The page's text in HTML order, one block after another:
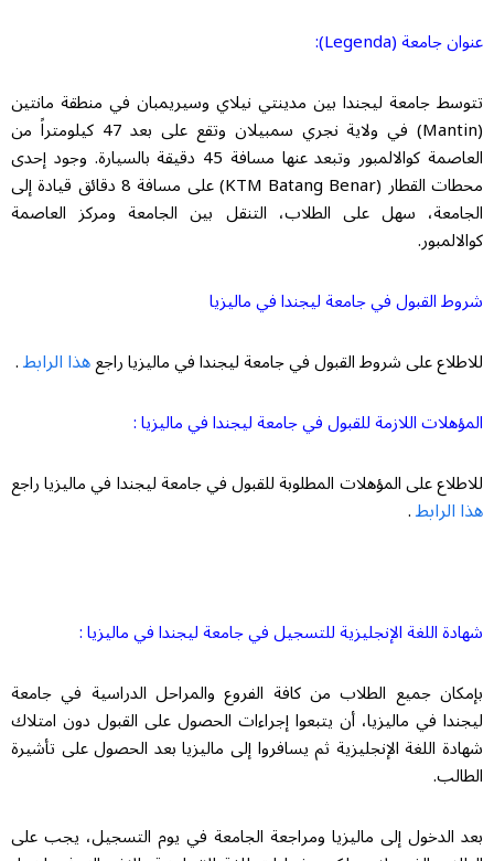
عنوان جامعة (Legenda):
تتوسط جامعة ليجندا بين مدينتي نيلاي وسيريمبان في منطقة مانتين
(Mantin) في ولاية نجري سمبيلان وتقع على بعد 47 كيلومتراً من
العاصمة كوالالمبور وتبعد عنها مسافة 45 دقيقة بالسيارة. وجود إحدى
محطات القطار (KTM Batang Benar) على مسافة 8 دقائق قيادة إلى
الجامعة، سهل على الطلاب، التنقل بين الجامعة ومركز العاصمة
كوالالمبور.
شروط القبول في جامعة ليجندا في ماليزيا
للاطلاع على شروط القبول في جامعة ليجندا في ماليزيا راجعهذا الرابط.
المؤهلات اللازمة للقبول في جامعة ليجندا في ماليزيا :
للاطلاع على المؤهلات المطلوبة للقبول في جامعة ليجندا في ماليزيا راجع
هذا الرابط.
شهادة اللغة الإنجليزية للتسجيل في جامعة ليجندا في ماليزيا :
بإمكان جميع الطلاب من كافة الفروع والمراحل الدراسية في جامعة
ليجندا في ماليزيا، أن يتبعوا إجراءات الحصول على القبول دون امتلاك
شهادة اللغة الإنجليزية ثم يسافروا إلى ماليزيا بعد الحصول على تأشيرة
الطالب.
بعد الدخول إلى ماليزيا ومراجعة الجامعة في يوم التسجيل، يجب على